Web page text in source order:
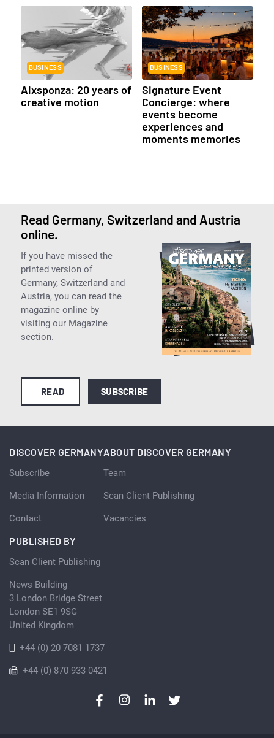
BUSINESS
Aixsponza: 20 years of
creative motion
BUSINESS
Signature Event
Concierge: where
events become
experiences and
moments memories
Read Germany, Switzerland and Austria
online.
If you have missed the
printed version of
Germany, Switzerland and
Austria, you can read the
magazine online by
visiting our Magazine
section.
READ SUBSCRIBE
DISCOVER GERMANY
Subscribe
Media Information
Contact
ABOUT DISCOVER GERMANY
Team
Scan Client Publishing
Vacancies
PUBLISHED BY
Scan Client Publishing
News Building
3 London Bridge Street
London SE1 9SG
United Kingdom
+44 (0) 20 7081 1737
+44 (0) 870 933 0421